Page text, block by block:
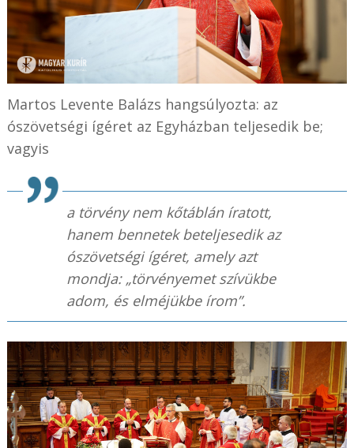
Martos Levente Balázs hangsúlyozta: az
ószövetségi ígéret az Egyházban teljesedik be;
vagyis
a törvény nem kőtáblán íratott,
hanem bennetek beteljesedik az
ószövetségi ígéret, amely azt
mondja: „törvényemet szívükbe
adom, és elméjükbe írom”.